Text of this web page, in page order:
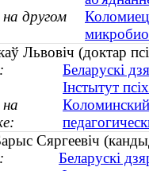
другом
Львовіч (доктар
Беларускі
Інстытут
Сяргеевіч
Беларускі